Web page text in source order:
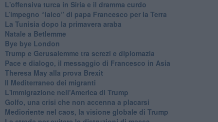
L'offensiva turca in Siria e il dramma curdo
L’impegno “laico” di papa Francesco per la Terra
La Tunisia dopo la primavera araba
Natale a Betlemme
Bye bye London
Trump e Gerusalemme tra screzi e diplomazia
Pace e dialogo, il messaggio di Francesco in Asia
Theresa May alla prova Brexit
Il Mediterraneo dei migranti
L'immigrazione nell'America di Trump
Golfo, una crisi che non accenna a placarsi
Medioriente nel caos, la visione globale di Trump